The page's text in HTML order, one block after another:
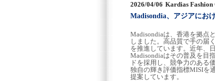
2026/04/06 Kardias
Madisondia、アジアにお
Madisondiaは、香港を拠点
しました。高品質で手の届
を推進しています。近年、
Madisondiaはその普及を目
ドを採用し、競争力のある
独自の輝き評価指標MISIを
提案しています。